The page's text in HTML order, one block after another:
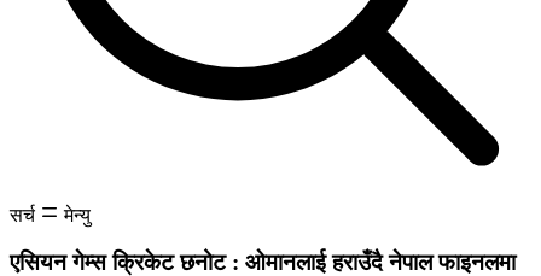
सर्च मेन्यु
एसियन गेम्स क्रिकेट छनोट : ओमानलाई हराउँदै नेपाल फाइनलमा